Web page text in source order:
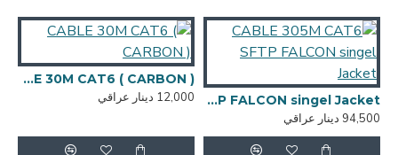
CABLE 305M CAT6 SFTP FALCON singel Jacket
94,500 دينار عراقي
CABLE 30M CAT6 ( CARBON )
12,000 دينار عراقي